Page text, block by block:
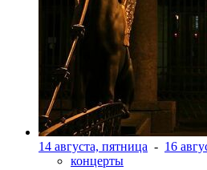
14 августа, пятница - 16
концерты